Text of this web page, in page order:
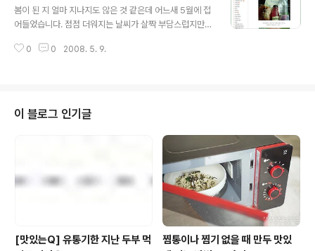
께서 풀무원의 두부를 이용한 두부 샐러드를 올려주셨는데, 신기하게도 아임리
얼 스트로베리로 딸기드레싱을 만들어 두부샐러드에 얹어주셨네요! 두부와 딸
봄이 된 지 얼마 지나지도 않은 것 같은데 어느새 5월에 접
어들었습니다. 점점 더워지는 날씨가 살짝 부담스럽지만
반장, 블로그 스피어에서의 풀무원 이야기들을 찾아보았습
충북 음성에 있는 풀무원 두부 공장 견학을 다녀오시고는
평소 생각과 꼭 맞았다고 하시네요. 두부로 만드는 쿠킹 클
래스와 함께 한 생생한 두부 공장 견학 이야기입니다. 쿱 님
Fall in study 풀무원 두부와 콩즙 풀무원의 인기 상품 중
하나인 두부와 콩즙을 드셔보신 쿱 님의 이야기입니다. 두
부와 콩즙의 포..
0 0 2008. 5. 9.
이 블로그 인기글
[맛있는Q] 유통기한 지난 두부 먹
찜통이나 찜기 없을 때 만두 맛있